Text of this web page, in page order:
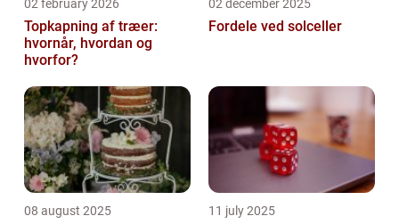
02 february 2026
Topkapning af træer:
hvornår, hvordan og
hvorfor?
02 december 2025
Fordele ved solceller
08 august 2025 11 july 2025